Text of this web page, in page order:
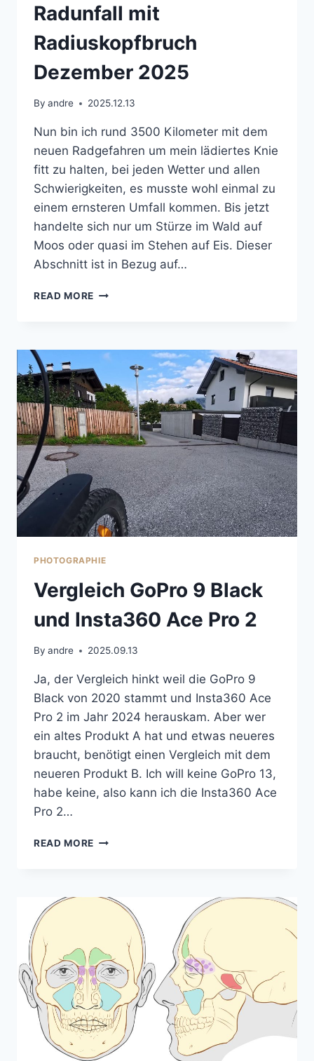
Radunfall mit
Radiuskopfbruch
Dezember 2025
By andre 2025.12.13
Nun bin ich rund 3500 Kilometer mit dem
neuen Radgefahren um mein lädiertes Knie
fitt zu halten, bei jeden Wetter und allen
Schwierigkeiten, es musste wohl einmal zu
einem ernsteren Umfall kommen. Bis jetzt
handelte sich nur um Stürze im Wald auf
Moos oder quasi im Stehen auf Eis. Dieser
Abschnitt ist in Bezug auf…
READ MORE RADUNFALL
2025
PHOTOGRAPHIE
Vergleich GoPro 9 Black
und Insta360 Ace Pro 2
By andre 2025.09.13
Ja, der Vergleich hinkt weil die GoPro 9
Black von 2020 stammt und Insta360 Ace
Pro 2 im Jahr 2024 herauskam. Aber wer
ein altes Produkt A hat und etwas neueres
braucht, benötigt einen Vergleich mit dem
neueren Produkt B. Ich will keine GoPro 13,
habe keine, also kann ich die Insta360 Ace
Pro 2…
READ MORE VERGLEICH
UND
INSTA360
2